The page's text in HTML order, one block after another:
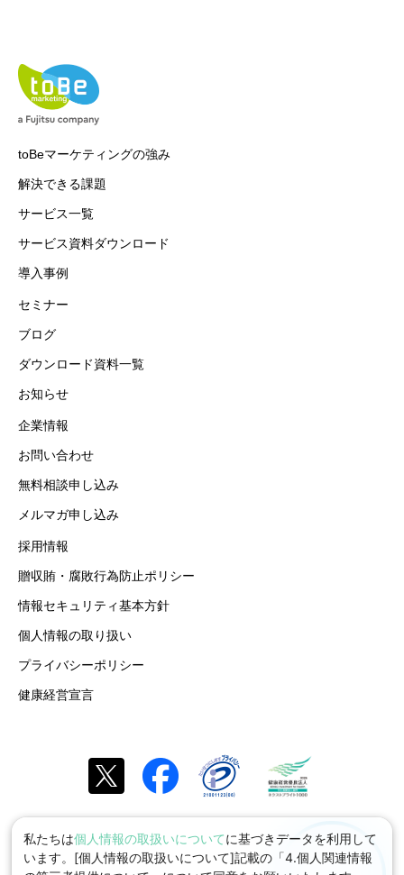
toBeマーケティングの強み
解決できる課題
サービス一覧
サービス資料ダウンロード
導入事例
セミナー
ブログ
ダウンロード資料一覧
お知らせ
企業情報
お問い合わせ
無料相談申し込み
メルマガ申し込み
採用情報
贈収賄・腐敗行為防止ポリシー
情報セキュリティ基本方針
個人情報の取り扱い
プライバシーポリシー
健康経営宣言
私たちは個人情報の取扱いについてに基づきデータを利用して
います。[個人情報の取扱いについて]記載の「4.個人関連情報